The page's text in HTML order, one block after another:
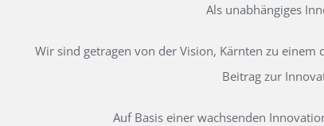
Als unabhängiges
Wir sind getragen von der Vision, Kärnten zu
Beitrag zur
Auf Basis einer wachsenden